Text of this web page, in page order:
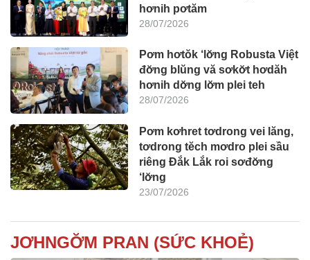
hơnih pơtăm
28/07/2026
Pơm hơtŏk ‘lơ̆ng Robusta Việt
đơ̆ng blŭng vă sơkơ̆t hơdăh
hơnih dơ̆ng lơ̆m plei teh
28/07/2026
Pơm kơhret tơdrong vei lăng,
tơdrong tĕch mơdro plei sầu
riêng Đắk Lắk roi sơđơ̆ng
‘lơ̆ng
23/07/2026
JƠHNGƠ̆M PRAN (SỨC KHOẺ)